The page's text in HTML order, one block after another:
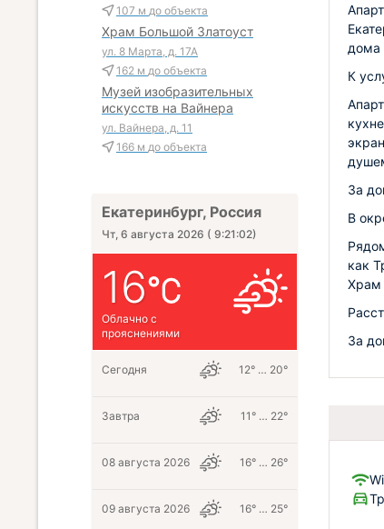
дома
К
За
В
как
Храм
За
107 м до объекта
Храм Большой Златоуст
ул. 8 Марта, д. 17А
162 м до объекта
Музей изобразительных
искусств на Вайнера
ул. Вайнера, д. 11
166 м до объекта
Екатеринбург, Россия
Чт, 6 августа 2026 ( 9:21:03)
16
Облачно с
прояснениями
Сегодня 12° … 20°
Завтра 11° … 22°
08 августа 2026 16° … 26°
09 августа 2026 16° … 25°